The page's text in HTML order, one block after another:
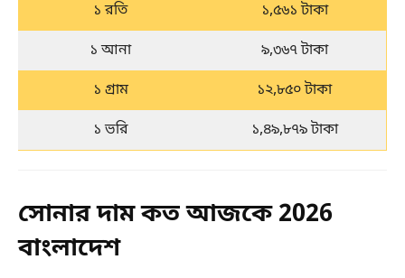
১ রতি
১,৫৬১ টাকা
১ আনা
৯,৩৬৭ টাকা
১ গ্রাম
১২,৮৫০ টাকা
১ ভরি
১,৪৯,৮৭৯ টাকা
সোনার দাম কত আজকে 2026
বাংলাদেশ